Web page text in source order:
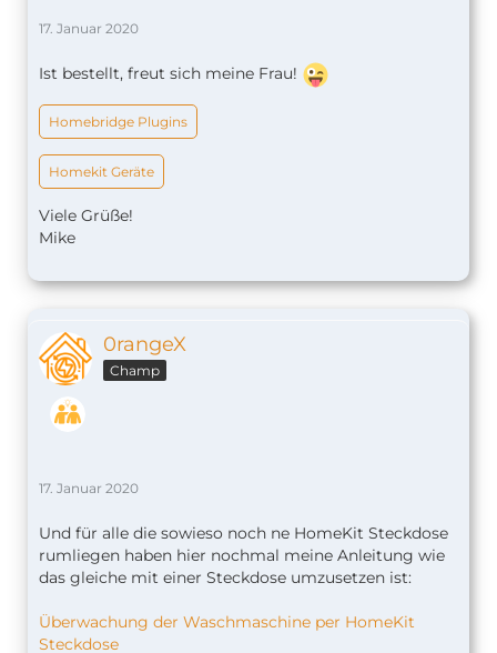
17. Januar 2020
Ist bestellt, freut sich meine Frau!
Homebridge Plugins
Homekit Geräte
Viele Grüße!
Mike
0rangeX
Champ
17. Januar 2020
Und für alle die sowieso noch ne HomeKit Steckdose
rumliegen haben hier nochmal meine Anleitung wie
das gleiche mit einer Steckdose umzusetzen ist:
Überwachung der Waschmaschine per HomeKit
Steckdose